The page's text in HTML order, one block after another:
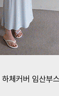
부복*푸딩스판 10